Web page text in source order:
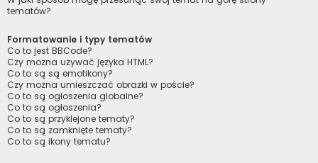
tematów?
Formatowanie i typy tematów
Co to jest BBCode?
Czy można używać języka HTML?
Co to są są emotikony?
Czy można umieszczać obrazki w poście?
Co to są ogłoszenia globalne?
Co to są ogłoszenia?
Co to są przyklejone tematy?
Co to są zamknięte tematy?
Co to są ikony tematu?